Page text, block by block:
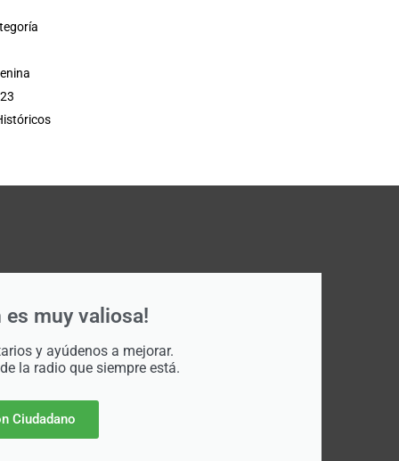
es muy valiosa!
y ayúdenos a mejorar.
la radio que siempre está.
Ciudadano